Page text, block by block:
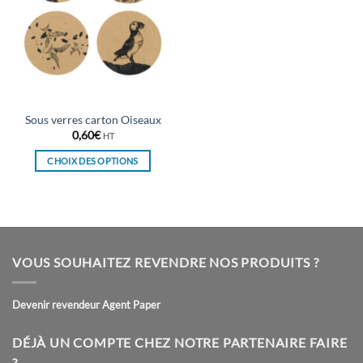
Sous verres carton Oiseaux
0,60€ HT
CHOIX DES OPTIONS
plusieurs
Les
peuvent
sur
VOUS SOUHAITEZ REVENDRE NOS PRODUITS ?
Devenir revendeur Agent Paper
DÉJÀ UN COMPTE CHEZ NOTRE PARTENAIRE FAIRE